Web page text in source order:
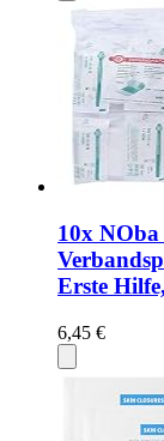
10x
Erste
6,45 €